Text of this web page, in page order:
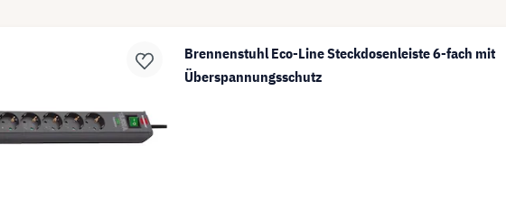
Brennenstuhl Eco-Line Steckdosenleiste 6-fach mit
Überspannungsschutz